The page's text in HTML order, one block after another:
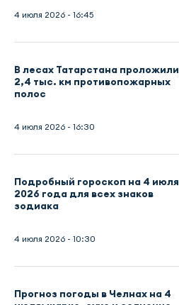
4 июля 2026 - 16:45
В лесах Татарстана проложили
2,4 тыс. км противопожарных
полос
4 июля 2026 - 16:30
Подробный гороскоп на 4 июля
2026 года для всех знаков
зодиака
4 июля 2026 - 10:30
Прогноз погоды в Челнах на 4